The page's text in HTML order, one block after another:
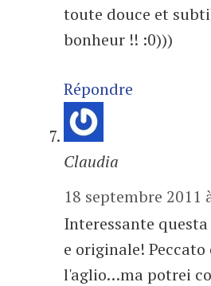
toute douce et
bonheur !! :0)))
Répondre
Claudia
18 septembre 2011
Interessante
e originale!
l'aglio…ma potrei